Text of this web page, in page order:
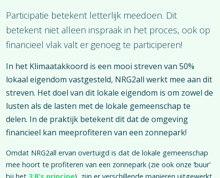
Participatie betekent letterlijk meedoen. Dit
betekent niet alleen inspraak in het proces, ook op
financieel vlak valt er genoeg te participeren!
In het Klimaatakkoord is een mooi streven van 50%
lokaal eigendom vastgesteld, NRG2all werkt mee aan dit
streven. Het doel van dit lokale eigendom is om zowel de
lusten als de lasten met de lokale gemeenschap te
delen. In de praktijk betekent dit dat de omgeving
financieel kan meeprofiteren van een zonnepark!
Omdat NRG2all ervan overtuigd is dat de lokale gemeenschap
mee hoort te profiteren van een zonnepark (zie ook onze ‘buur’